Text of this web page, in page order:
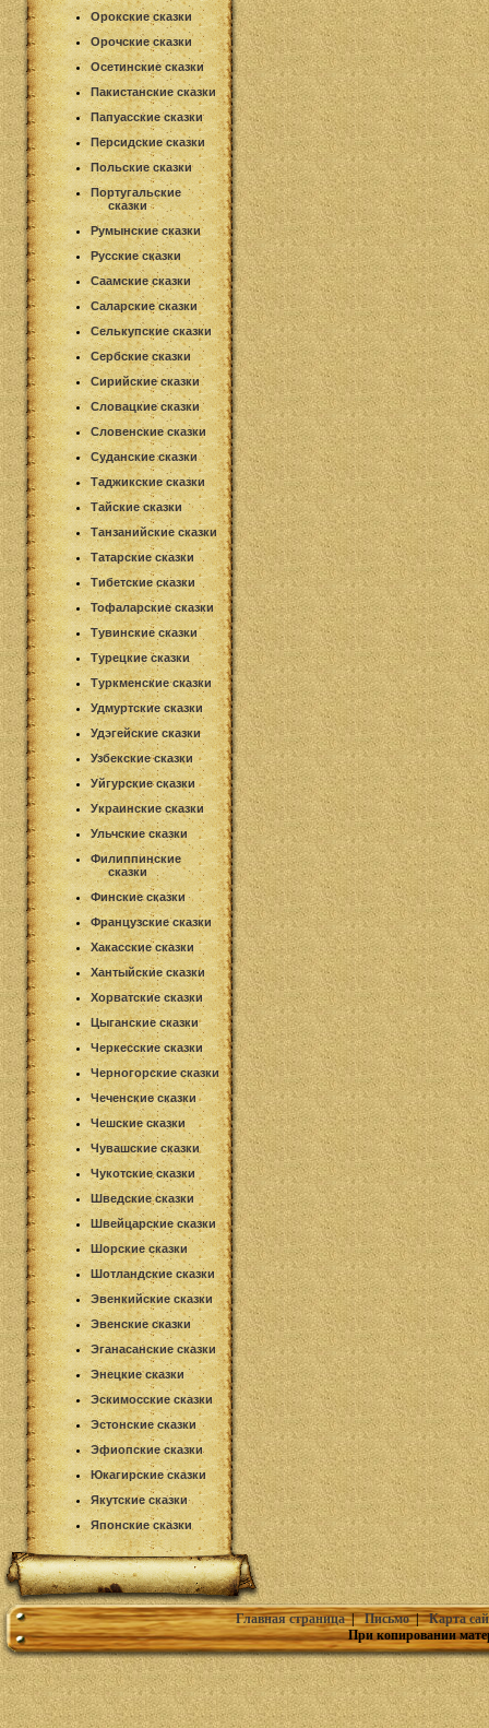
Орокские сказки
Орочские сказки
Осетинские сказки
Пакистанские сказки
Папуасские сказки
Персидские сказки
Польские сказки
Португальские
сказки
Румынские сказки
Русские сказки
Саамские сказки
Саларские сказки
Селькупские сказки
Сербские сказки
Сирийские сказки
Словацкие сказки
Словенские сказки
Суданские сказки
Таджикские сказки
Тайские сказки
Танзанийские сказки
Татарские сказки
Тибетские сказки
Тофаларские сказки
Тувинские сказки
Турецкие сказки
Туркменские сказки
Удмуртские сказки
Удэгейские сказки
Узбекские сказки
Уйгурские сказки
Украинские сказки
Ульчские сказки
Филиппинские
сказки
Финские сказки
Французские сказки
Хакасские сказки
Хантыйские сказки
Хорватские сказки
Цыганские сказки
Черкесские сказки
Черногорские сказки
Чеченские сказки
Чешские сказки
Чувашские сказки
Чукотские сказки
Шведские сказки
Швейцарские сказки
Шорские сказки
Шотландские сказки
Эвенкийские сказки
Эвенские сказки
Эганасанские сказки
Энецкие сказки
Эскимосские сказки
Эстонские сказки
Эфиопские сказки
Юкагирские сказки
Якутские сказки
Японские сказки
Главная страница|Письмо|Карта
При копировании